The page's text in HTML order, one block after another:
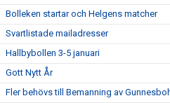
Bolleken startar och Helgens matcher
Svartlistade mailadresser
Hallbybollen 3-5 januari
Gott Nytt År
Fler behövs till Bemanning av